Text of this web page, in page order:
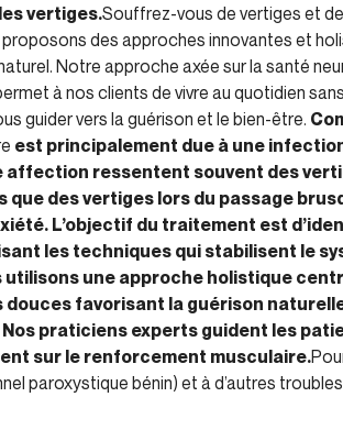
vertiges.Souffrez-vous de vertiges et
proposons des approches innovantes et
Notre approche axée sur la santé
à nos clients de vivre au quotidien
guider vers la guérison et le bien-être.
est principalement due à une
ressentent souvent des
des vertiges lors du passage
L’objectif du traitement est
les techniques qui stabilisent le
utilisons une approche holistique
favorisant la guérison
praticiens experts guident les
sur le renforcement musculaire.
paroxystique bénin) et à d’autres